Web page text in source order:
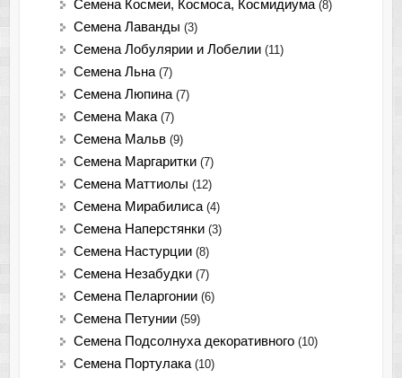
Семена Космеи, Космоса, Космидиума (8)
Семена Лаванды (3)
Семена Лобулярии и Лобелии (11)
Семена Льна (7)
Семена Люпина (7)
Семена Мака (7)
Семена Мальв (9)
Семена Маргаритки (7)
Семена Маттиолы (12)
Семена Мирабилиса (4)
Семена Наперстянки (3)
Семена Настурции (8)
Семена Незабудки (7)
Семена Пеларгонии (6)
Семена Петунии (59)
Семена Подсолнуха декоративного (10)
Семена Портулака (10)